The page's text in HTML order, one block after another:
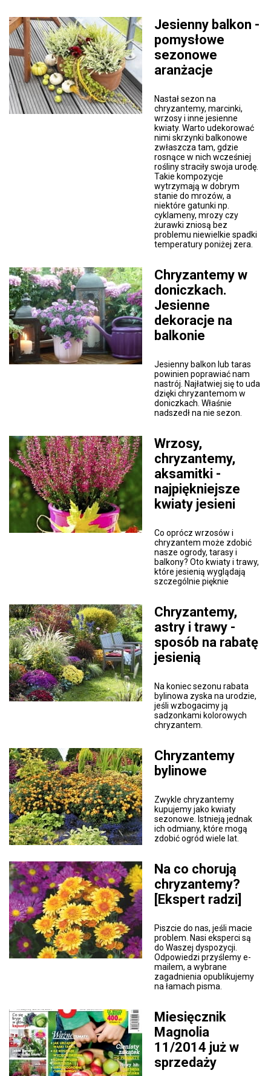
Jesienny balkon -
pomysłowe
sezonowe
aranżacje
Nastał sezon na
chryzantemy, marcinki,
wrzosy i inne jesienne
kwiaty. Warto udekorować
nimi skrzynki balkonowe
zwłaszcza tam, gdzie
rosnące w nich wcześniej
rośliny straciły swoja urodę.
Takie kompozycje
wytrzymają w dobrym
stanie do mrozów, a
niektóre gatunki np.
cyklameny, mrozy czy
żurawki zniosą bez
problemu niewielkie spadki
temperatury poniżej zera.
Chryzantemy w
doniczkach.
Jesienne
dekoracje na
balkonie
Jesienny balkon lub taras
powinien poprawiać nam
nastrój. Najłatwiej się to uda
dzięki chryzantemom w
doniczkach. Właśnie
nadszedł na nie sezon.
Wrzosy,
chryzantemy,
aksamitki -
najpiękniejsze
kwiaty jesieni
Co oprócz wrzosów i
chryzantem może zdobić
nasze ogrody, tarasy i
balkony? Oto kwiaty i trawy,
które jesienią wyglądają
szczególnie pięknie
Chryzantemy,
astry i trawy -
sposób na rabatę
jesienią
Na koniec sezonu rabata
bylinowa zyska na urodzie,
jeśli wzbogacimy ją
sadzonkami kolorowych
chryzantem.
Chryzantemy
bylinowe
Zwykle chryzantemy
kupujemy jako kwiaty
sezonowe. Istnieją jednak
ich odmiany, które mogą
zdobić ogród wiele lat.
Na co chorują
chryzantemy?
[Ekspert radzi]
Piszcie do nas, jeśli macie
problem. Nasi eksperci są
do Waszej dyspozycji.
Odpowiedzi przyślemy e-
mailem, a wybrane
zagadnienia opublikujemy
na łamach pisma.
Miesięcznik
Magnolia
11/2014 już w
sprzedaży